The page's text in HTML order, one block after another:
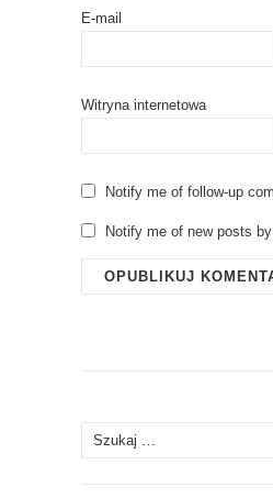
E-mail
Witryna internetowa
Notify me of follow-up
Notify me of new posts
Szukaj: